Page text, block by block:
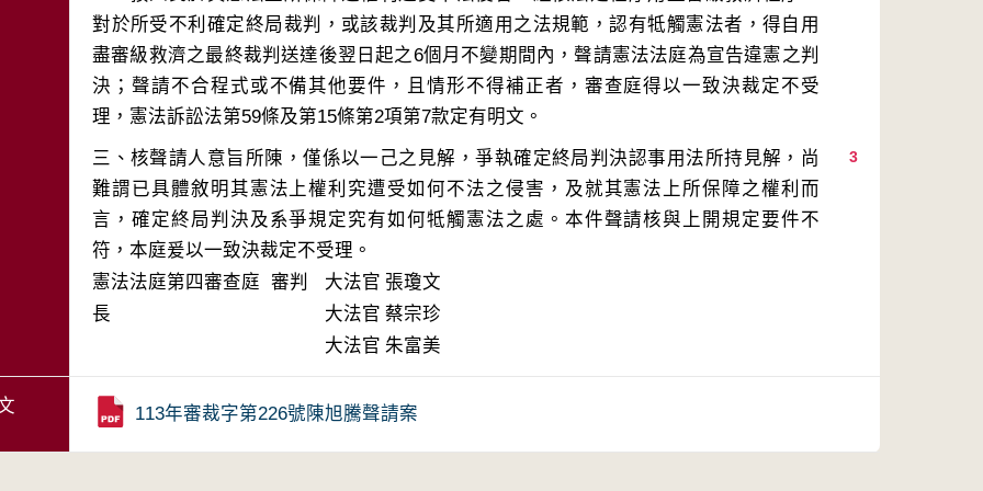
對於所受不利確定終局裁判，或該裁判及其所適用之法規範，認有牴觸憲法者，得自用
盡審級救濟之最終裁判送達後翌日起之6個月不變期間內，聲請憲法法庭為宣告違憲之判
決；聲請不合程式或不備其他要件，且情形不得補正者，審查庭得以一致決裁定不受
3
三、核聲請人意旨所陳，僅係以一己之見解，爭執確定終局判決認事用法所持見解，尚
難謂已具體敘明其憲法上權利究遭受如何不法之侵害，及就其憲法上所保障之權利而
言，確定終局判決及系爭規定究有如何牴觸憲法之處。本件聲請核與上開規定要件不
符，本庭爰以一致決裁定不受理。
憲法法庭第四審查庭 審判
長
大法官 張瓊文
大法官 蔡宗珍
大法官 朱富美
113年審裁字第226號陳旭騰聲請案